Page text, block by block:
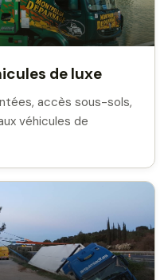
de luxe
accès sous-sols,
véhicules de